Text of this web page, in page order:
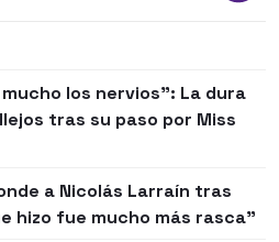
los nervios": La dura
tras su paso por Miss
a Nicolás Larraín tras
hizo fue mucho más rasca”